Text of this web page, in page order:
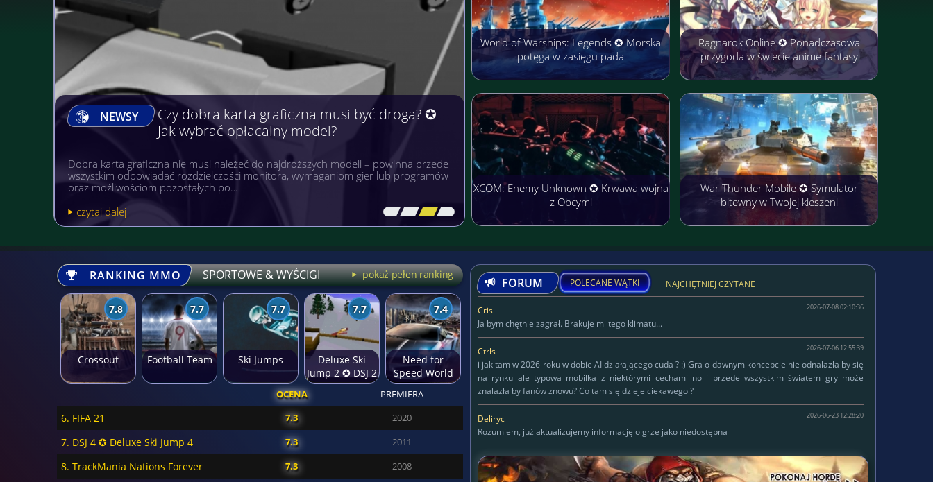
Gry, na których można Zarobić Pieniądze
Gry komputerowe, mobilne i na wielu różnych platformach cieszą się niezwykłą
popularnością niezależnie od wieku. A gdyby tak połączyć przyjemne z
pożytecznym? Warto wówczas postawić sobi…
czytaj dalej
[\ \\ \\ \]
World of Warships: Legends ✪ Morska
potęga w zasięgu pada
Ragnarok Online ✪ Ponadczasowa
przygoda w świecie anime fantasy
XCOM: Enemy Unknown ✪ Krwawa wojna
z Obcymi
War Thunder Mobile ✪ Symulator
bitewny w Twojej kieszeni
RANKING MMO SPORTOWE & WYŚCIGI pokaż pełen ranking
7.8
Crossout
7.7
Football Team
7.7
Ski Jumps
7.7
Deluxe Ski
Jump 2 ✪ DSJ 2
7.4
Need for
Speed World
OCENA PREMIERA
6. FIFA 21 7.3 2020
7. DSJ 4 ✪ Deluxe Ski Jump 4 7.3 2011
8. TrackMania Nations Forever 7.3 2008
FORUM POLECANE WĄTKI NAJCHĘTNIEJ CZYTANE
Cris 2026-07-08 02:10:36
Ja bym chętnie zagrał. Brakuje mi tego klimatu...
Ctrls 2026-07-06 12:55:39
i jak tam w 2026 roku w dobie AI działającego cuda ? :) Gra o dawnym koncepcie nie odnalazła by się
na rynku ale typowa mobilka z niektórymi cechami no i przede wszystkim światem gry może
znalazła by fanów znowu? Co tam się dzieje ciekawego ?
Deliryc
Deliryc
KAPITAN
W serwisie od
2015-10-14
Lokalizacja:
2026-06-23 12:28:20
Rozumiem, już aktualizujemy informację o grze jako niedostępna